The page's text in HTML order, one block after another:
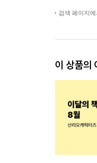
검색 페이지
이 상품의